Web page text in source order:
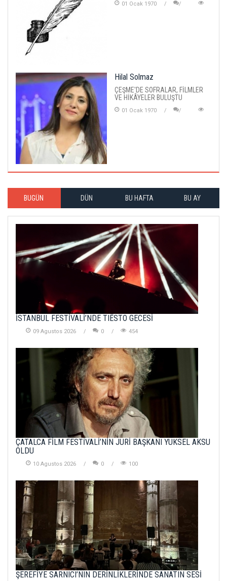
01 Ocak 1970
Hilal Solmaz
ÇEŞME'DE SOFRALAR, FİLMLER
VE HİKÂYELER BULUŞTU
01 Ocak 1970
BUGÜN DÜN BU HAFTA BU AY
İSTANBUL FESTİVALİ’NDE TIËSTO GECESİ
09 Agustos 2026 0 454
ÇATALCA FİLM FESTİVALİ’NİN JÜRİ BAŞKANI YÜKSEL AKSU
OLDU
10 Agustos 2026 0 100
ŞEREFİYE SARNICI’NIN DERİNLİKLERİNDE SANATIN SESİ